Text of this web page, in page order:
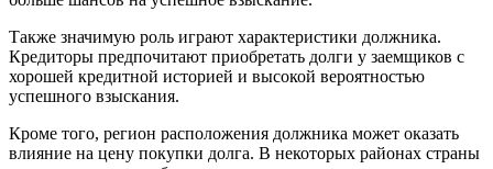
Также значимую роль играют характеристики должника.
Кредиторы предпочитают приобретать долги у заемщиков с
хорошей кредитной историей и высокой вероятностью
успешного взыскания.
Кроме того, регион расположения должника может оказать
влияние на цену покупки долга. В некоторых районах страны